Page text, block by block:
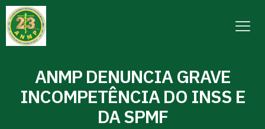
ANMP DENUNCIA GRAVE
INCOMPETÊNCIA DO INSS E
DA SPMF